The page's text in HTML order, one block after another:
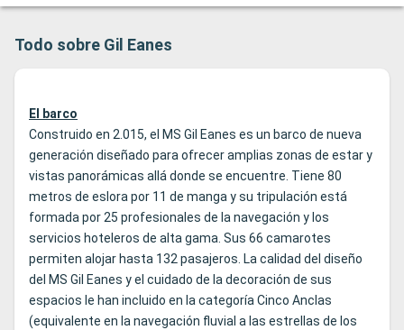
Reece a Todos los Pasajeros, Sirve También TE, Café y
Medianoche.
Todo sobre Gil Eanes
El barco
Construido en 2.015, el MS Gil Eanes es un barco de nueva
generación diseñado para ofrecer amplias zonas de estar y
vistas panorámicas allá donde se encuentre. Tiene 80
metros de eslora por 11 de manga y su tripulación está
formada por 25 profesionales de la navegación y los
servicios hoteleros de alta gama. Sus 66 camarotes
permiten alojar hasta 132 pasajeros. La calidad del diseño
del MS Gil Eanes y el cuidado de la decoración de sus
espacios le han incluido en la categoría Cinco Anclas
(equivalente en la navegación fluvial a las estrellas de los